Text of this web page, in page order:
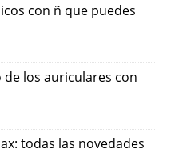
con ñ que puedes
los auriculares con
todas las novedades